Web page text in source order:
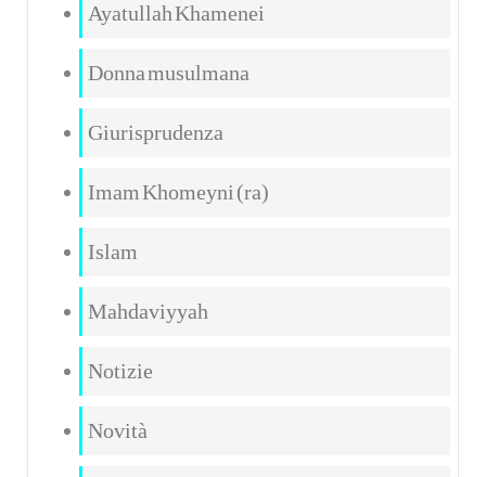
Ayatullah Khamenei
Donna musulmana
Giurisprudenza
Imam Khomeyni (ra)
Islam
Mahdaviyyah
Notizie
Novità